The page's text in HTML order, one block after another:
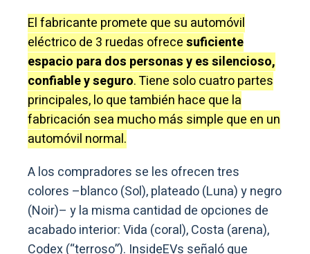
El fabricante promete que su automóvil
eléctrico de 3 ruedas ofrecesuficiente
espacio para dos personas y es silencioso,
confiable y seguro. Tiene solo cuatro partes
principales, lo que también hace que la
fabricación sea mucho más simple que en un
automóvil normal.
A los compradores se les ofrecen tres
colores –blanco (Sol), plateado (Luna) y negro
(Noir)– y la misma cantidad de opciones de
acabado interior: Vida (coral), Costa (arena),
Codex (“terroso”). InsideEVs señaló que